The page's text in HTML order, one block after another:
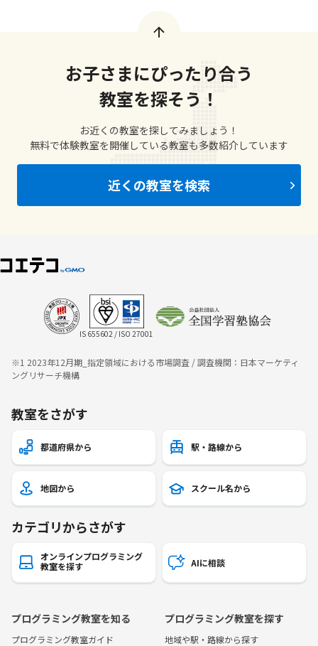
お子さまにぴったり合う
教室を探そう！
お近くの教室を探してみましょう！
無料で体験教室を開催している教室も多数紹介しています
近くの教室を検索
IS 655602 / ISO 27001
※1 2023年12月期_指定領域における市場調査 / 調査機関：日本マーケティ
ングリサーチ機構
教室をさがす
都道府県から 駅・路線から
地図から スクール名から
カテゴリからさがす
オンラインプログラミング
教室を探す
AIに相談
プログラミング教室を知る
プログラミング教室ガイド
プログラミング教室を探す
地域や駅・路線から探す